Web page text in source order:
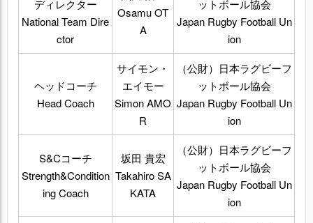
ディレクター
National Team Dire
ctor
Osamu OT
A
ットボール協会
Japan Rugby Football Un
ion
ヘッドコーチ
Head Coach
サイモン・
エイモー
Simon AMO
R
（公財）日本ラグビーフ
ットボール協会
Japan Rugby Football Un
ion
S&Cコーチ
Strength&Condition
ing Coach
坂田 貴宏
Takahiro SA
KATA
（公財）日本ラグビーフ
ットボール協会
Japan Rugby Football Un
ion